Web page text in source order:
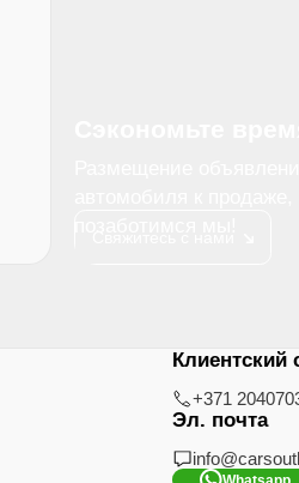
Клиентский
+371
Эл. почта